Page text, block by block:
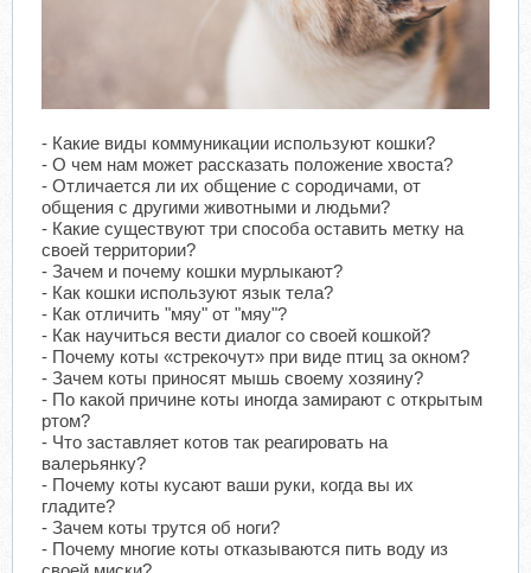
- Какие виды коммуникации используют кошки?
- О чем нам может рассказать положение хвоста?
- Отличается ли их общение с сородичами, от
общения с другими животными и людьми?
- Какие существуют три способа оставить метку на
своей территории?
- Зачем и почему кошки мурлыкают?
- Как кошки используют язык тела?
- Как отличить "мяу" от "мяу"?
- Как научиться вести диалог со своей кошкой?
- Почему коты «стрекочут» при виде птиц за окном?
- Зачем коты приносят мышь своему хозяину?
- По какой причине коты иногда замирают с открытым
ртом?
- Что заставляет котов так реагировать на
валерьянку?
- Почему коты кусают ваши руки, когда вы их
гладите?
- Зачем коты трутся об ноги?
- Почему многие коты отказываются пить воду из